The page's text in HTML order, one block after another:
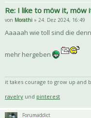
Re: I like to möw it, möw
von Morathi » 24. Dez 2024, 16:49
Aaaaah wie toll sind die
mehr hergeben
it takes courage to grow up and
ravelry und pinterest
Forumaddict